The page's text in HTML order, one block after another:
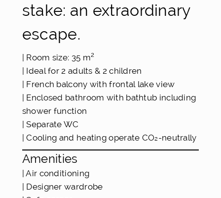
stake: an extraordinary
escape.
| Room size: 35 m2
| Ideal for 2 adults & 2 children
| French balcony with frontal lake view
| Enclosed bathroom with bathtub including
shower function
| Separate WC
| Cooling and heating operate CO₂-neutrally
Amenities
| Air conditioning
| Designer wardrobe